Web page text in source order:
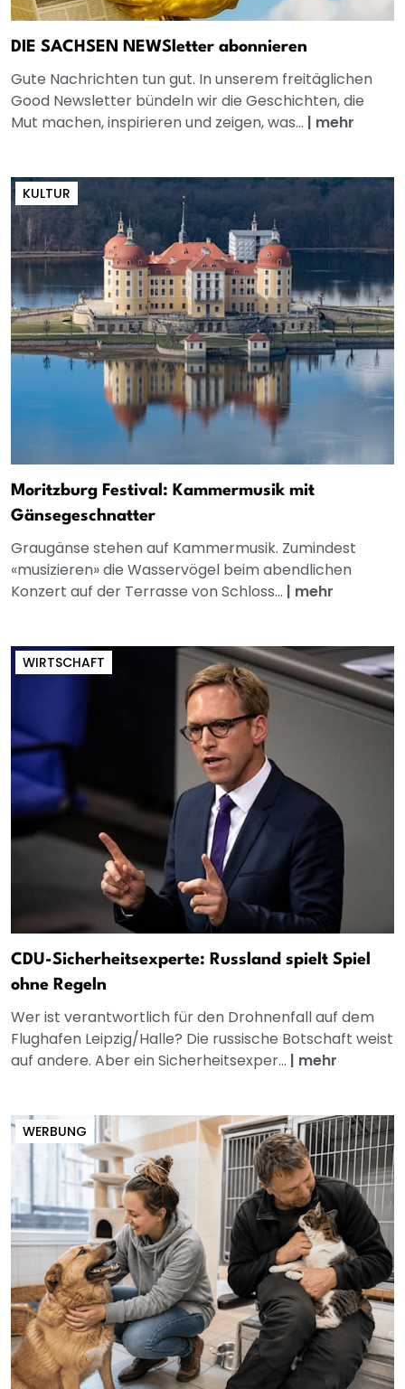
DIE SACHSEN NEWSletter abonnieren
Gute Nachrichten tun gut. In unserem freitäglichen
Good Newsletter bündeln wir die Geschichten, die
Mut machen, inspirieren und zeigen, was... | mehr
KULTUR
Moritzburg Festival: Kammermusik mit
Gänsegeschnatter
Graugänse stehen auf Kammermusik. Zumindest
«musizieren» die Wasservögel beim abendlichen
Konzert auf der Terrasse von Schloss... | mehr
WIRTSCHAFT
CDU-Sicherheitsexperte: Russland spielt Spiel
ohne Regeln
Wer ist verantwortlich für den Drohnenfall auf dem
Flughafen Leipzig/Halle? Die russische Botschaft weist
auf andere. Aber ein Sicherheitsexper... | mehr
WERBUNG